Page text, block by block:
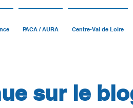
PACA / AURA Centre-Val de Loire
sur le